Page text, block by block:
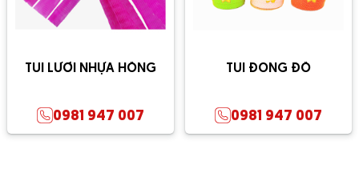
TÚI LƯỚI NHỰA HỒNG
0981 947 007
TÚI ĐÓNG ĐỒ
0981 947 007